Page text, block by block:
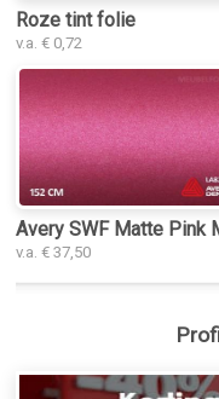
Roze tint folie
v.a. € 0,72
Avery SWF Matte Pink
v.a. € 37,50